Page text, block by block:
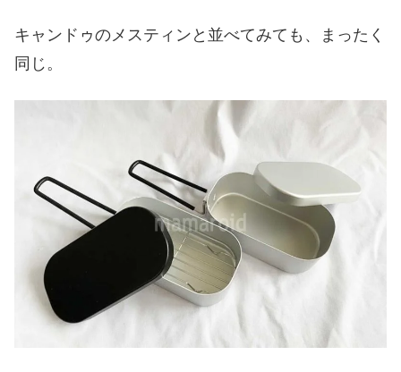
キャンドゥのメスティンと並べてみても、まったく
同じ。